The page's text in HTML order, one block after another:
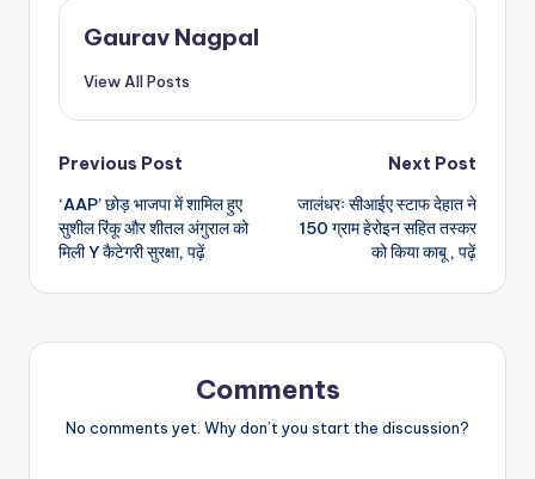
Gaurav Nagpal
View All Posts
Post
navigation
Previous Post
‘AAP’ छोड़ भाजपा में शामिल हुए
सुशील रिंकू और शीतल अंगुराल को
मिली Y कैटेगरी सुरक्षा, पढ़ें
Next Post
जालंधरः सीआईए स्टाफ देहात ने
150 ग्राम हेरोइन सहित तस्कर
को किया काबू , पढ़ें
Comments
No comments yet. Why don’t you start the discussion?